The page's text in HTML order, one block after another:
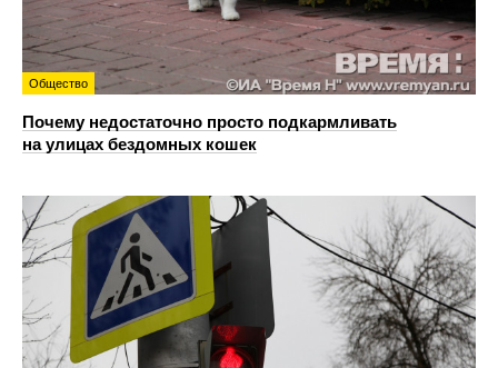
Общество
Почему недостаточно просто подкармливать
на улицах бездомных кошек